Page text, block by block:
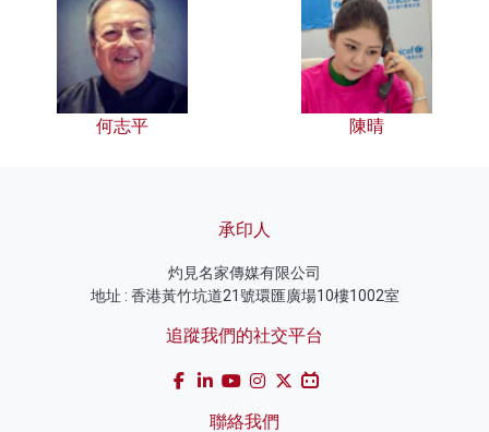
何志平 陳晴
承印人
灼見名家傳媒有限公司
地址 : 香港黃竹坑道21號環匯廣場10樓1002室
追蹤我們的社交平台
聯絡我們